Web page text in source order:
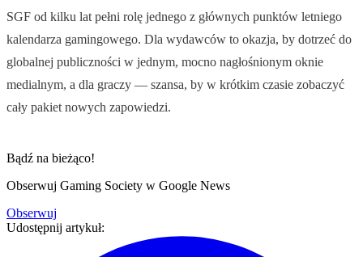
SGF od kilku lat pełni rolę jednego z głównych punktów letniego
kalendarza gamingowego. Dla wydawców to okazja, by dotrzeć do
globalnej publiczności w jednym, mocno nagłośnionym oknie
medialnym, a dla graczy — szansa, by w krótkim czasie zobaczyć
cały pakiet nowych zapowiedzi.
Bądź na bieżąco!
Obserwuj Gaming Society w Google News
Obserwuj
Udostępnij artykuł: